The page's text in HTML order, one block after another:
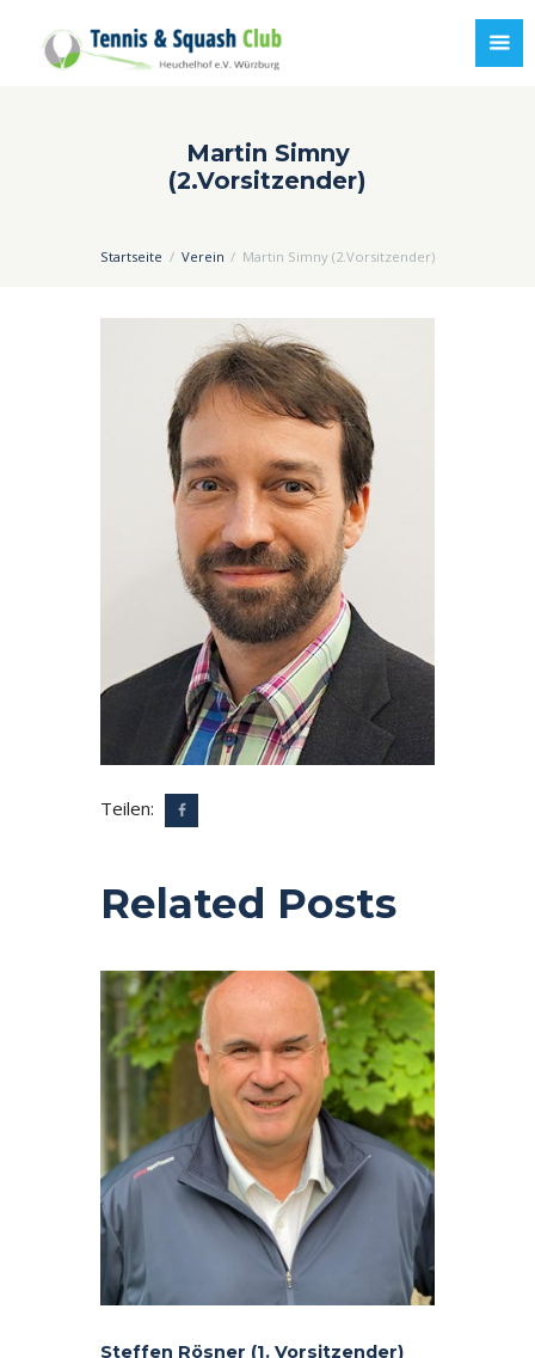
Martin Simny
(2.Vorsitzender)
Startseite Verein Martin Simny (2.Vorsitzender)
Teilen:
Related Posts
Steffen Rösner (1. Vorsitzender)